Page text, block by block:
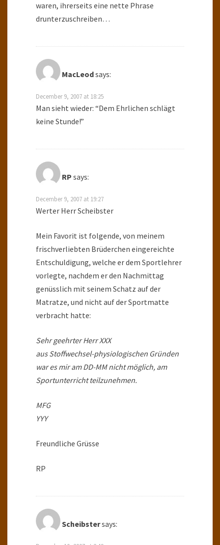
waren, ihrerseits eine nette Phrase
drunterzuschreiben…
MacLeodsays:
December 9, 2007 at 18:25
Man sieht wieder: “Dem Ehrlichen schlägt
keine Stunde!”
RP says:
December 9, 2007 at 19:27
Werter Herr Scheibster
Mein Favorit ist folgende, von meinem
frischverliebten Brüderchen eingereichte
Entschuldigung, welche er dem Sportlehrer
vorlegte, nachdem er den Nachmittag
genüsslich mit seinem Schatz auf der
Matratze, und nicht auf der Sportmatte
verbracht hatte:
Sehr geehrter Herr XXX
aus Stoffwechsel-physiologischen Gründen
war es mir am DD-MM nicht möglich, am
Sportunterricht teilzunehmen.
MFG
YYY
Freundliche Grüsse
RP
Scheibstersays: